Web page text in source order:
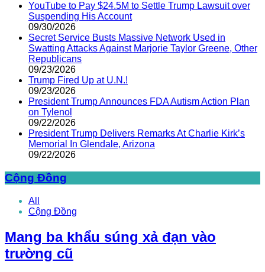
YouTube to Pay $24.5M to Settle Trump Lawsuit over
Suspending His Account
09/30/2026
Secret Service Busts Massive Network Used in
Swatting Attacks Against Marjorie Taylor Greene, Other
Republicans
09/23/2026
Trump Fired Up at U.N.!
09/23/2026
President Trump Announces FDA Autism Action Plan
on Tylenol
09/22/2026
President Trump Delivers Remarks At Charlie Kirk’s
Memorial In Glendale, Arizona
09/22/2026
Cộng Đồng
All
Cộng Đồng
Mang ba khẩu súng xả đạn vào
trường cũ